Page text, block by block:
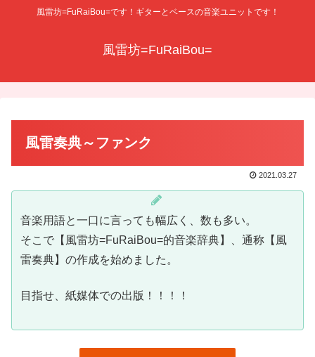
風雷坊=FuRaiBou=です！ギターとベースの音楽ユニットです！
風雷坊=FuRaiBou=
風雷奏典～ファンク
2021.03.27
音楽用語と一口に言っても幅広く、数も多い。
そこで【風雷坊=FuRaiBou=的音楽辞典】、通称【風
雷奏典】の作成を始めました。
目指せ、紙媒体での出版！！！！